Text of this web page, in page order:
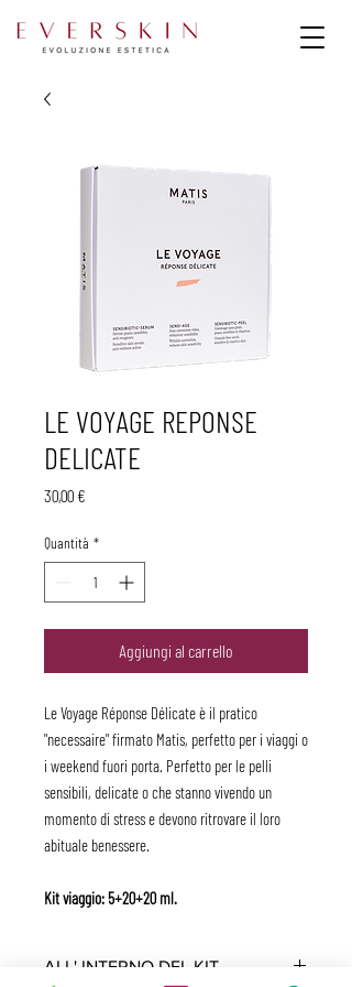
LE VOYAGE REPONSE
DELICATE
30,00 €
Quantità *
Aggiungi al carrello
Le Voyage Réponse Délicate è il pratico
"necessaire" firmato Matis, perfetto per i viaggi o
i weekend fuori porta. Perfetto per le pelli
sensibili, delicate o che stanno vivendo un
momento di stress e devono ritrovare il loro
abituale benessere.
Kit viaggio: 5+20+20 ml.
ALL' INTERNO DEL KIT